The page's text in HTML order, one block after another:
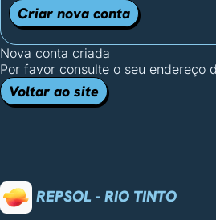
Criar nova conta
Nova conta criada
Por favor consulte o seu endereço
Voltar ao site
REPSOL - RIO TINTO